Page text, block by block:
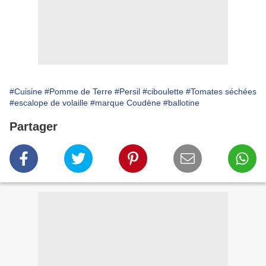
#Cuisine #Pomme de Terre #Persil #ciboulette #Tomates séchées
#escalope de volaille #marque Coudène #ballotine
Partager